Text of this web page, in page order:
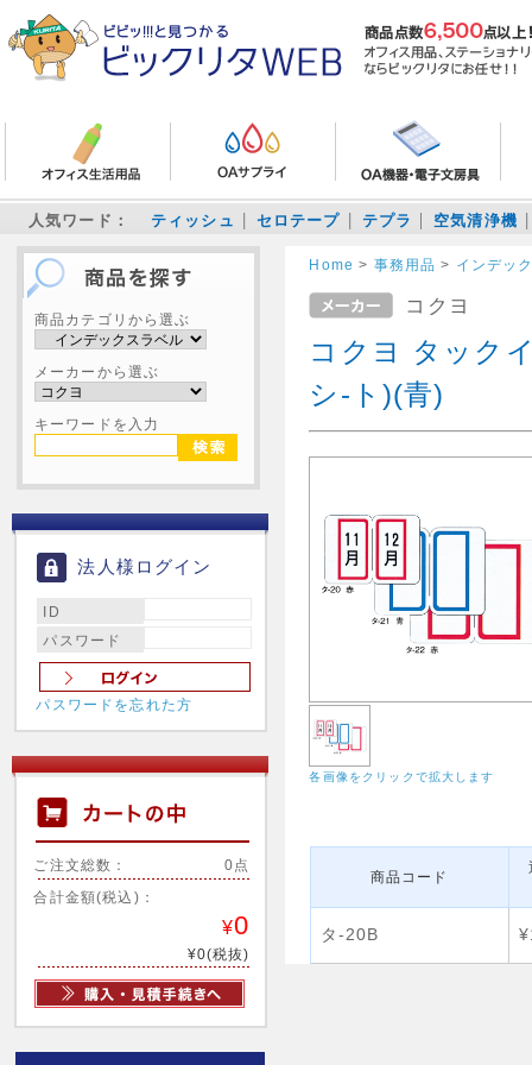
人気ワード： ティッシュ セロテープ テプラ 空気清浄機
商品カテゴリから選ぶ
メーカーから選ぶ
キーワードを入力
法人様ログイン
ID
パスワード
パスワードを忘れた方
ご注文総数： 0点
合計金額(税込)：
¥0
¥0(税抜)
Home > 事務用品 > インデッ
コクヨ
コクヨ タック
シ-ト)(青)
各画像をクリックで拡大します
商品コード
タ-20B